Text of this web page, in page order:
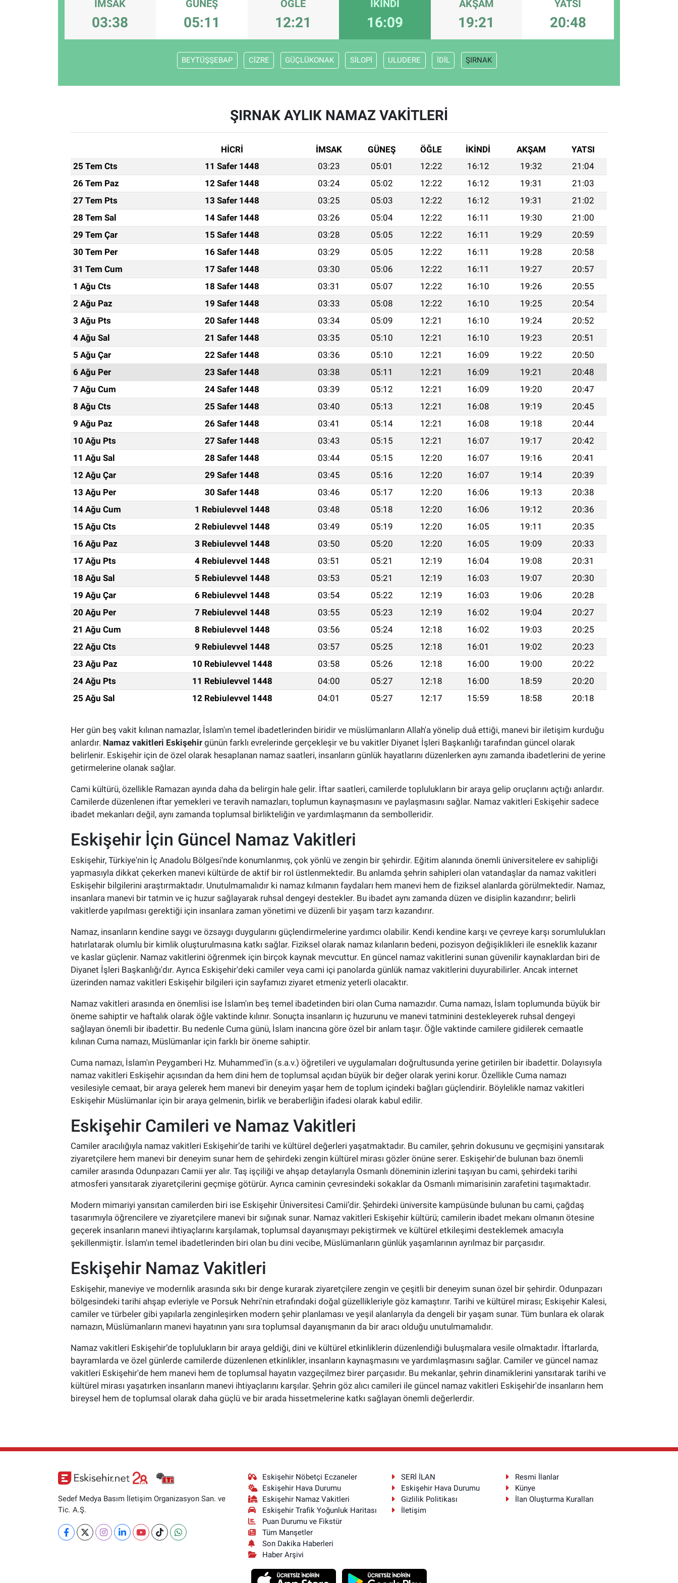
İMSAK
03:38
GÜNEŞ
05:11
ÖĞLE
12:21
İKINDI
16:09
AKŞAM
19:21
YATSI
20:48
BEYTÜŞŞEBAP CİZRE GÜÇLÜKONAK SİLOPİ ULUDERE İDİL ŞIRNAK
ŞIRNAK AYLIK NAMAZ VAKITLERI
HİCRİ İMSAK GÜNEŞ ÖĞLE İKINDI AKŞAM
YATSI
25 Tem Cts
11 Safer 1448 03:23 05:01 12:22 16:12 19:32
21:04
26 Tem Paz
12 Safer 1448 03:24 05:02 12:22 16:12 19:31
21:03
27 Tem Pts
13 Safer 1448 03:25 05:03 12:22 16:12 19:31
21:02
28 Tem Sal
14 Safer 1448 03:26 05:04 12:22 16:11 19:30
21:00
29 Tem Çar
15 Safer 1448 03:28 05:05 12:22 16:11 19:29
20:59
30 Tem Per
16 Safer 1448 03:29 05:05 12:22 16:11 19:28
20:58
31 Tem Cum
17 Safer 1448 03:30 05:06 12:22 16:11 19:27
20:57
1 Ağu Cts
18 Safer 1448 03:31 05:07 12:22 16:10 19:26
20:55
2 Ağu Paz
19 Safer 1448 03:33 05:08 12:22 16:10 19:25
20:54
3 Ağu Pts
20 Safer 1448 03:34 05:09 12:21 16:10 19:24
20:52
4 Ağu Sal
21 Safer 1448 03:35 05:10 12:21 16:10 19:23
20:51
5 Ağu Çar
22 Safer 1448 03:36 05:10 12:21 16:09 19:22
20:50
6 Ağu Per
23 Safer 1448 03:38 05:11 12:21 16:09 19:21
20:48
7 Ağu Cum
24 Safer 1448 03:39 05:12 12:21 16:09 19:20
20:47
8 Ağu Cts
25 Safer 1448 03:40 05:13 12:21 16:08 19:19
20:45
9 Ağu Paz
26 Safer 1448 03:41 05:14 12:21 16:08 19:18
20:44
10 Ağu Pts
27 Safer 1448 03:43 05:15 12:21 16:07 19:17
20:42
11 Ağu Sal
28 Safer 1448 03:44 05:15 12:20 16:07 19:16
20:41
12 Ağu Çar
29 Safer 1448 03:45 05:16 12:20 16:07 19:14
20:39
13 Ağu Per
30 Safer 1448 03:46 05:17 12:20 16:06 19:13
20:38
14 Ağu Cum
1 Rebiulevvel 1448 03:48 05:18 12:20 16:06 19:12
20:36
15 Ağu Cts
2 Rebiulevvel 1448 03:49 05:19 12:20 16:05 19:11
20:35
16 Ağu Paz
3 Rebiulevvel 1448 03:50 05:20 12:20 16:05 19:09
20:33
17 Ağu Pts
4 Rebiulevvel 1448 03:51 05:21 12:19 16:04 19:08
20:31
18 Ağu Sal
5 Rebiulevvel 1448 03:53 05:21 12:19 16:03 19:07
20:30
19 Ağu Çar
6 Rebiulevvel 1448 03:54 05:22 12:19 16:03 19:06
20:28
20 Ağu Per
7 Rebiulevvel 1448 03:55 05:23 12:19 16:02 19:04
20:27
21 Ağu Cum
8 Rebiulevvel 1448 03:56 05:24 12:18 16:02 19:03
20:25
22 Ağu Cts
9 Rebiulevvel 1448 03:57 05:25 12:18 16:01 19:02
20:23
23 Ağu Paz
10 Rebiulevvel 1448 03:58 05:26 12:18 16:00 19:00
20:22
24 Ağu Pts
11 Rebiulevvel 1448 04:00 05:27 12:18 16:00 18:59
20:20
25 Ağu Sal
12 Rebiulevvel 1448 04:01 05:27 12:17 15:59 18:58 20:18
Her gün beş vakit kılınan namazlar, İslam'ın temel ibadetlerinden biridir ve müslümanların Allah'a yönelip duâ ettiği, manevi bir iletişim kurduğu
anlardır. Namaz vakitleri Eskişehir günün farklı evrelerinde gerçekleşir ve bu vakitler Diyanet İşleri Başkanlığı tarafından güncel olarak
belirlenir. Eskişehir için de özel olarak hesaplanan namaz saatleri, insanların günlük hayatlarını düzenlerken aynı zamanda ibadetlerini de yerine
getirmelerine olanak sağlar.
Cami kültürü, özellikle Ramazan ayında daha da belirgin hale gelir. İftar saatleri, camilerde toplulukların bir araya gelip oruçlarını açtığı anlardır.
Camilerde düzenlenen iftar yemekleri ve teravih namazları, toplumun kaynaşmasını ve paylaşmasını sağlar. Namaz vakitleri Eskişehir sadece
ibadet mekanları değil, aynı zamanda toplumsal birlikteliğin ve yardımlaşmanın da sembolleridir.
Eskişehir İçin Güncel Namaz Vakitleri
Eskişehir, Türkiye'nin İç Anadolu Bölgesi'nde konumlanmış, çok yönlü ve zengin bir şehirdir. Eğitim alanında önemli üniversitelere ev sahipliği
yapmasıyla dikkat çekerken manevi kültürde de aktif bir rol üstlenmektedir. Bu anlamda şehrin sahipleri olan vatandaşlar da namaz vakitleri
Eskişehir bilgilerini araştırmaktadır. Unutulmamalıdır ki namaz kılmanın faydaları hem manevi hem de fiziksel alanlarda görülmektedir. Namaz,
insanlara manevi bir tatmin ve iç huzur sağlayarak ruhsal dengeyi destekler. Bu ibadet aynı zamanda düzen ve disiplin kazandırır; belirli
vakitlerde yapılması gerektiği için insanlara zaman yönetimi ve düzenli bir yaşam tarzı kazandırır.
Namaz, insanların kendine saygı ve özsaygı duygularını güçlendirmelerine yardımcı olabilir. Kendi kendine karşı ve çevreye karşı sorumlulukları
hatırlatarak olumlu bir kimlik oluşturulmasına katkı sağlar. Fiziksel olarak namaz kılanların bedeni, pozisyon değişiklikleri ile esneklik kazanır
ve kaslar güçlenir. Namaz vakitlerini öğrenmek için birçok kaynak mevcuttur. En güncel namaz vakitlerini sunan güvenilir kaynaklardan biri de
Diyanet İşleri Başkanlığı'dır. Ayrıca Eskişehir'deki camiler veya cami içi panolarda günlük namaz vakitlerini duyurabilirler. Ancak internet
üzerinden namaz vakitleri Eskişehir bilgileri için sayfamızı ziyaret etmeniz yeterli olacaktır.
Namaz vakitleri arasında en önemlisi ise İslam'ın beş temel ibadetinden biri olan Cuma namazıdır. Cuma namazı, İslam toplumunda büyük bir
öneme sahiptir ve haftalık olarak öğle vaktinde kılınır. Sonuçta insanların iç huzurunu ve manevi tatminini destekleyerek ruhsal dengeyi
sağlayan önemli bir ibadettir. Bu nedenle Cuma günü, İslam inancına göre özel bir anlam taşır. Öğle vaktinde camilere gidilerek cemaatle
kılınan Cuma namazı, Müslümanlar için farklı bir öneme sahiptir.
Cuma namazı, İslam'ın Peygamberi Hz. Muhammed'in (s.a.v.) öğretileri ve uygulamaları doğrultusunda yerine getirilen bir ibadettir. Dolayısıyla
namaz vakitleri Eskişehir açısından da hem dini hem de toplumsal açıdan büyük bir değer olarak yerini korur. Özellikle Cuma namazı
vesilesiyle cemaat, bir araya gelerek hem manevi bir deneyim yaşar hem de toplum içindeki bağları güçlendirir. Böylelikle namaz vakitleri
Eskişehir Müslümanlar için bir araya gelmenin, birlik ve beraberliğin ifadesi olarak kabul edilir.
Eskişehir Camileri ve Namaz Vakitleri
Camiler aracılığıyla namaz vakitleri Eskişehir’de tarihi ve kültürel değerleri yaşatmaktadır. Bu camiler, şehrin dokusunu ve geçmişini yansıtarak
ziyaretçilere hem manevi bir deneyim sunar hem de şehirdeki zengin kültürel mirası gözler önüne serer. Eskişehir'de bulunan bazı önemli
camiler arasında Odunpazarı Camii yer alır. Taş işçiliği ve ahşap detaylarıyla Osmanlı döneminin izlerini taşıyan bu cami, şehirdeki tarihi
atmosferi yansıtarak ziyaretçilerini geçmişe götürür. Ayrıca caminin çevresindeki sokaklar da Osmanlı mimarisinin zarafetini taşımaktadır.
Modern mimariyi yansıtan camilerden biri ise Eskişehir Üniversitesi Camii’dir. Şehirdeki üniversite kampüsünde bulunan bu cami, çağdaş
tasarımıyla öğrencilere ve ziyaretçilere manevi bir sığınak sunar. Namaz vakitleri Eskişehir kültürü; camilerin ibadet mekanı olmanın ötesine
geçerek insanların manevi ihtiyaçlarını karşılamak, toplumsal dayanışmayı pekiştirmek ve kültürel etkileşimi desteklemek amacıyla
şekillenmiştir. İslam'ın temel ibadetlerinden biri olan bu dini vecibe, Müslümanların günlük yaşamlarının ayrılmaz bir parçasıdır.
Eskişehir Namaz Vakitleri
Eskişehir, maneviye ve modernlik arasında sıkı bir denge kurarak ziyaretçilere zengin ve çeşitli bir deneyim sunan özel bir şehirdir. Odunpazarı
bölgesindeki tarihi ahşap evleriyle ve Porsuk Nehri'nin etrafındaki doğal güzellikleriyle göz kamaştırır. Tarihi ve kültürel mirası; Eskişehir Kalesi,
camiler ve türbeler gibi yapılarla zenginleşirken modern şehir planlaması ve yeşil alanlarıyla da dengeli bir yaşam sunar. Tüm bunlara ek olarak
namazın, Müslümanların manevi hayatının yanı sıra toplumsal dayanışmanın da bir aracı olduğu unutulmamalıdır.
Namaz vakitleri Eskişehir’de toplulukların bir araya geldiği, dini ve kültürel etkinliklerin düzenlendiği buluşmalara vesile olmaktadır. İftarlarda,
bayramlarda ve özel günlerde camilerde düzenlenen etkinlikler, insanların kaynaşmasını ve yardımlaşmasını sağlar. Camiler ve güncel namaz
vakitleri Eskişehir'de hem manevi hem de toplumsal hayatın vazgeçilmez birer parçasıdır. Bu mekanlar, şehrin dinamiklerini yansıtarak tarihi ve
kültürel mirası yaşatırken insanların manevi ihtiyaçlarını karşılar. Şehrin göz alıcı camileri ile güncel namaz vakitleri Eskişehir'de insanların hem
bireysel hem de toplumsal olarak daha güçlü ve bir arada hissetmelerine katkı sağlayan önemli değerlerdir.
Sedef Medya Basım İletişim Organizasyon San. ve
Tic. A.Ş.
Eskişehir Nöbetçi Eczaneler
Eskişehir Hava Durumu
Eskişehir Namaz Vakitleri
Eskişehir Trafik Yoğunluk Haritası
Puan Durumu ve Fikstür
Tüm Manşetler
Son Dakika Haberleri
Haber Arşivi
SERİ İLAN
Resmi İlanlar
Eskişehir Hava Durumu
Künye
Gizlilik Politikası
İlan Oluşturma Kuralları
İletişim
ESKİŞEHİR NÖBETÇİ ECZANELER